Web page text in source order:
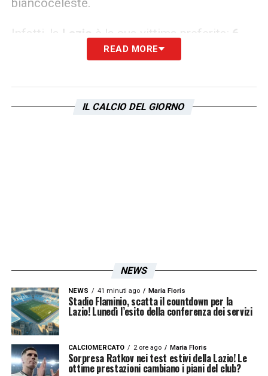
biancoceleste.
Infatti, la Lazio è la sua vittima preferita:
6
contro i capitolini in tutte le
squadra alla quale ha segnato più calci di
rigore, ben4
READ MORE
IL CALCIO DEL GIORNO
NEWS
NEWS 41 minuti ago Maria Floris
Stadio Flaminio, scatta il countdown per la
Lazio! Lunedì l’esito della conferenza dei servizi
CALCIOMERCATO 2 ore ago Maria Floris
Sorpresa Ratkov nei test estivi della Lazio! Le
ottime prestazioni cambiano i piani del club?